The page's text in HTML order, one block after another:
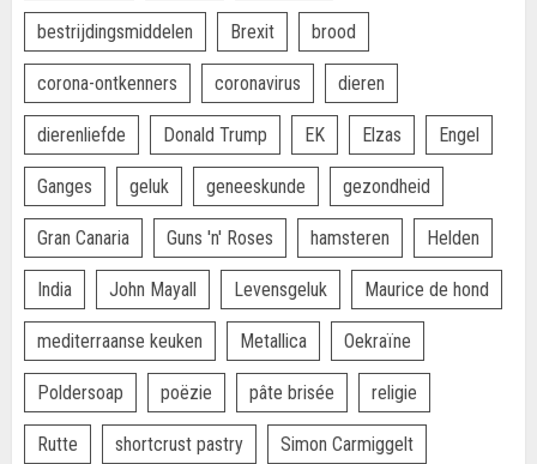
bestrijdingsmiddelen Brexit brood
corona-ontkenners coronavirus dieren
dierenliefde Donald Trump EK Elzas Engel
Ganges geluk geneeskunde gezondheid
Gran Canaria Guns 'n' Roses hamsteren Helden
India John Mayall Levensgeluk Maurice de hond
mediterraanse keuken Metallica Oekraïne
Poldersoap poëzie pâte brisée religie
Rutte shortcrust pastry Simon Carmiggelt